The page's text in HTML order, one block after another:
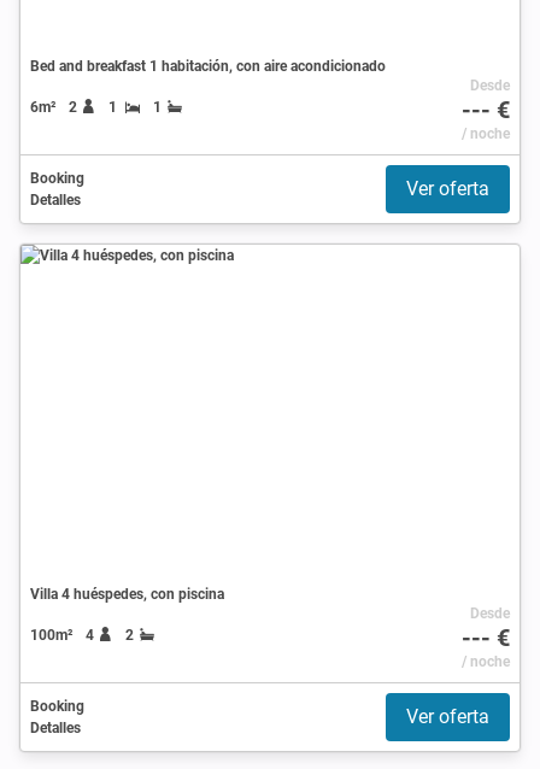
Bed and breakfast 1 habitación, con aire acondicionado
6m² 2 1 1
Desde
--- €
/ noche
Booking
Detalles
Ver oferta
Villa 4 huéspedes, con piscina
100m² 4 2
Desde
--- €
/ noche
Booking
Detalles
Ver oferta